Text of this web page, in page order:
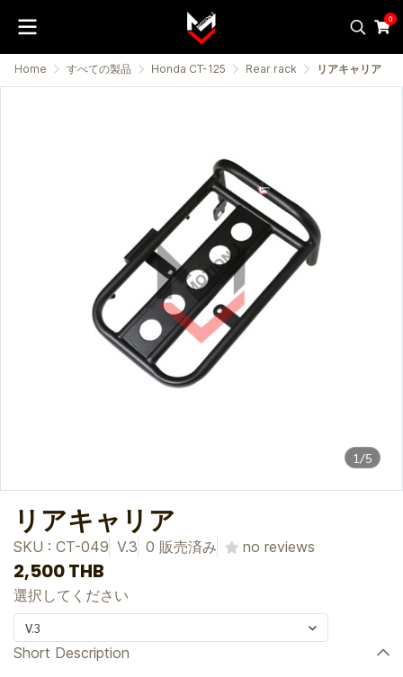
0
Home すべての製品 Honda CT-125 Rear rack リアキャリア
1/5
リアキャリア
SKU : CT-049 V.3 0 販売済み no reviews
2,500 THB
選択してください
V.3
Short Description